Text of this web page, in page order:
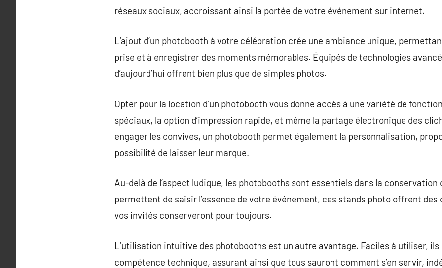
réseaux sociaux, accroissant ainsi la portée de votre événement sur internet.
L’ajout d’un photobooth à votre célébration crée une ambiance unique,
prise et à enregistrer des moments mémorables. Équipés de technologies
d’aujourd’hui offrent bien plus que de simples photos.
Opter pour la location d’un photobooth vous donne accès à une variété de
spéciaux, la option d’impression rapide, et même la partage électronique des
engager les convives, un photobooth permet également la personnalisation,
possibilité de laisser leur marque.
Au-delà de l’aspect ludique, les photobooths sont essentiels dans la conservation
permettent de saisir l’essence de votre événement, ces stands photo offrent des
vos invités conserveront pour toujours.
L’utilisation intuitive des photobooths est un autre avantage. Faciles à utiliser, ils
compétence technique, assurant ainsi que tous sauront comment s’en servir,